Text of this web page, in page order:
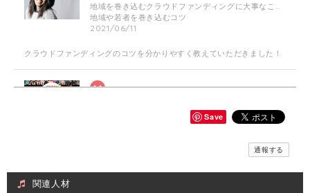
地域を巻き込むクラウドファンディングに大事なこと☆やり方・企画相談に乗ります！
地域や若者を巻き込むコツ
2021/06/11
クラウドファンディングのコツを分かりやすく教えていただきました！
チラシ作成片面 数量（１）個
何度か修正お願いしたのですが親切丁寧に対応いただきイメージ通りに
Save
通報する
関連人材